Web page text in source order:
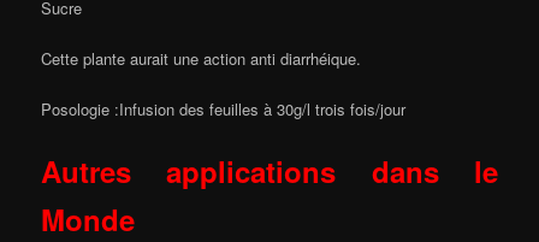
Sucre
Cette plante aurait une action anti diarrhéique.
Posologie :Infusion des feuilles à 30g/l trois fois/jour
Autres applications dans le
Monde